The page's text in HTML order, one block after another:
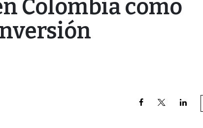
Colombia como